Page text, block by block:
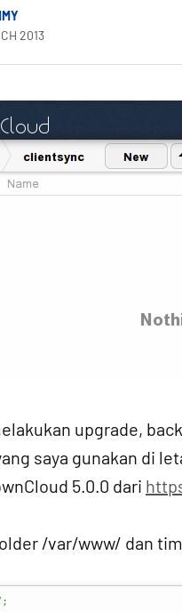
2013
upgrade,
saya gunakan di
5.0.0 dari
/var/www/ dan